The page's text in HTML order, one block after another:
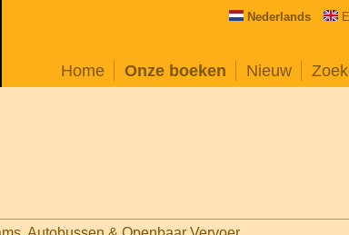
Nederlands
Home Onze boeken Nieuw